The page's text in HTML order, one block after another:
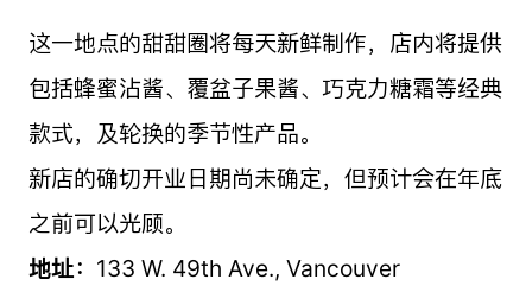
这一地点的甜甜圈将每天新鲜制作，店内将提供
包括蜂蜜沾酱、覆盆子果酱、巧克力糖霜等经典
款式，及轮换的季节性产品。
新店的确切开业日期尚未确定，但预计会在年底
之前可以光顾。
地址： 133 W. 49th Ave., Vancouver